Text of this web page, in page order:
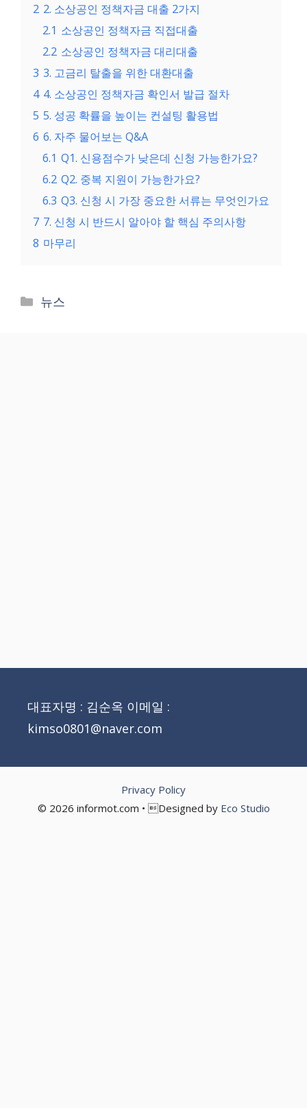
2 2. 소상공인 정책자금 대출 2가지
2.1 소상공인 정책자금 직접대출
2.2 소상공인 정책자금 대리대출
3 3. 고금리 탈출을 위한 대환대출
4 4. 소상공인 정책자금 확인서 발급 절차
5 5. 성공 확률을 높이는 컨설팅 활용법
6 6. 자주 물어보는 Q&A
6.1 Q1. 신용점수가 낮은데 신청 가능한가요?
6.2 Q2. 중복 지원이 가능한가요?
6.3 Q3. 신청 시 가장 중요한 서류는 무엇인가요
7 7. 신청 시 반드시 알아야 할 핵심 주의사항
8 마무리
Categories
뉴스
대표자명 : 김순옥 이메일 :
kimso0801@naver.com
© 2026 informot.com • Designed by Eco Studio
Privacy Policy